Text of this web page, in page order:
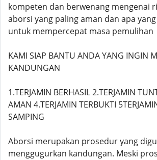
kompeten dan berwenang mengenai
aborsi yang paling aman dan apa
untuk mempercepat masa pemulihan
KAMI SIAP BANTU ANDA YANG INGIN
KANDUNGAN
1.TERJAMIN BERHASIL 2.TERJAMIN
AMAN 4.TERJAMIN TERBUKTI
SAMPING
Aborsi merupakan prosedur yang
menggugurkan kandungan. Meski